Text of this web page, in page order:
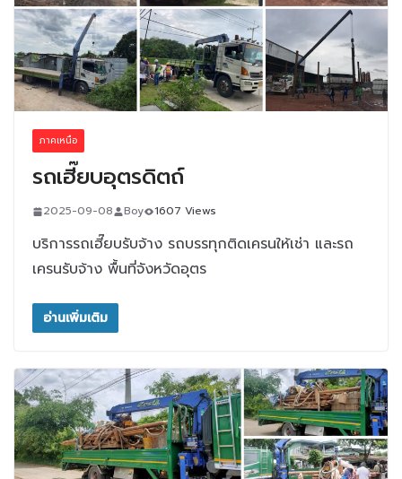
ภาคเหนือ
รถเฮี๊ยบอุตรดิตถ์
2025-09-08 Boy 1607 Views
บริการรถเฮี๊ยบรับจ้าง รถบรรทุกติดเครนให้เช่า และรถ
เครนรับจ้าง พื้นที่จังหวัดอุตร
อ่านเพิ่มเติม